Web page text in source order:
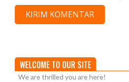
WELCOME TO OUR SITE
We are thrilled you are here!